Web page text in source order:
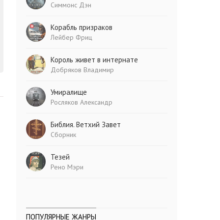
Симмонс Дэн
Корабль призраков
Лейбер Фриц
Король живет в интернате
Добряков Владимир
Умиралище
Росляков Александр
Библия. Ветхий Завет
Сборник
Тезей
Рено Мэри
ПОПУЛЯРНЫЕ ЖАНРЫ